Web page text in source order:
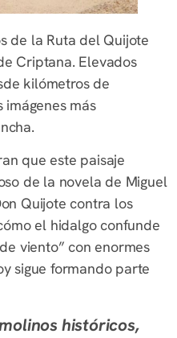
de la Ruta del Quijote
Criptana. Elevados
kilómetros de
más
que este paisaje
de la novela de Miguel
Quijote contra los
el hidalgo confunde
viento” con enormes
sigue formando parte
históricos,